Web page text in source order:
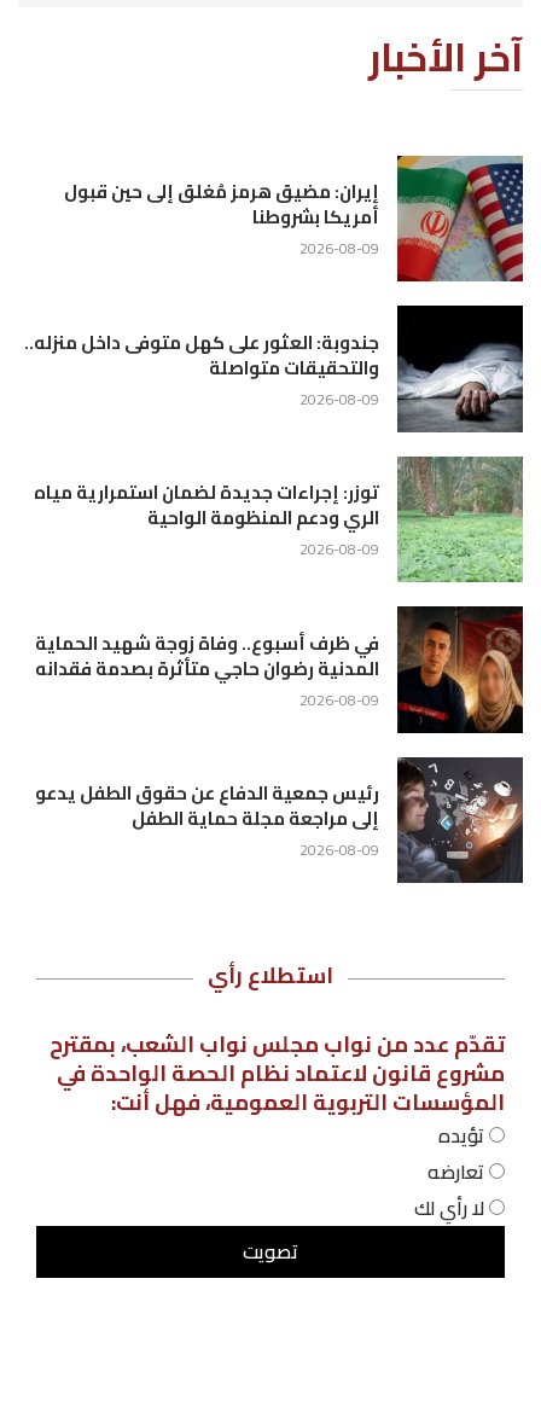
آخر الأخبار
إيران: مضيق هرمز مُغلق إلى حين قبول
أمريكا بشروطنا
2026-08-09
جندوبة: العثور على كهل متوفى داخل منزله..
والتحقيقات متواصلة
2026-08-09
توزر: إجراءات جديدة لضمان استمرارية مياه
الري ودعم المنظومة الواحية
2026-08-09
في ظرف أسبوع.. وفاة زوجة شهيد الحماية
المدنية رضوان حاجي متأثرة بصدمة فقدانه
2026-08-09
رئيس جمعية الدفاع عن حقوق الطفل يدعو
إلى مراجعة مجلة حماية الطفل
2026-08-09
استطلاع رأي
تقدّم عدد من نواب مجلس نواب الشعب، بمقترح
مشروع قانون لاعتماد نظام الحصة الواحدة في
المؤسسات التربوية العمومية، فهل أنت:
تؤيده
تعارضه
لا رأي لك